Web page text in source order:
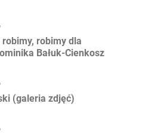
robimy dla
Bałuk-Cienkosz
(galeria zdjęć)